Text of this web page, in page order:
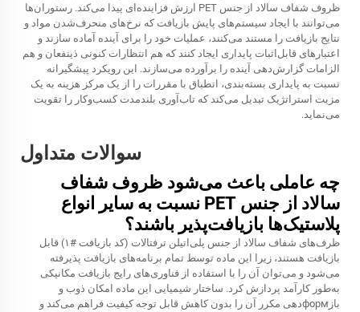
ظروف شفاف سالاد از جنس PET ارزش فزاینده‌ای پیدا می‌کند. رستوران‌ها
می‌توانند با ایجاد سیستم‌های پایش بازیافت که نرخ‌های منحرف‌شدن مواد و
نتایج بازیافت را مستند می‌کنند، عملیات خود را برای آینده آماده سازند و
اعتبارهای قابل‌اثبات پایداری ایجاد کنند که هم انتظارات کنونی ذینفعان و هم
الزامات گزارش‌دهی آینده را برآورده می‌سازند. این رویکرد پیشگیرانه
نسبت به پایداری بسته‌بندی، انطباق با مقررات را از یک مرکز هزینه به یک
مزیت استراتژیک تبدیل می‌کند که تاب‌آوری بلندمدت کسب‌وکار را تقویت
می‌نماید.
سوالات متداول
چه عاملی باعث می‌شود ظروف شفاف
سالاد از جنس PET نسبت به سایر انواع
پلاستیک‌ها بازیافت‌پذیر باشند؟
ظرف‌های شفاف سالاد از جنس پلی‌اتیلن ترفتالات (کد بازیافت #۱) قابل
بازیافت هستند، زیرا این ماده توسط تمام برنامه‌های بازیافت پذیرفته
می‌شود و می‌توان آن را با استفاده از فناوری‌های رایج بازیافت مکانیکی
به‌طور کارآمد پردازش کرد. ساختار شیمیایی این ماده امکان ذوب و
بازформ‌دهی مکرر آن را بدون کاهش قابل توجه کیفیت فراهم می‌کند و